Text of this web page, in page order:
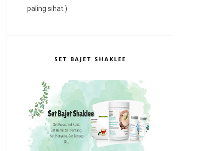
paling sihat.)
SET BAJET SHAKLEE